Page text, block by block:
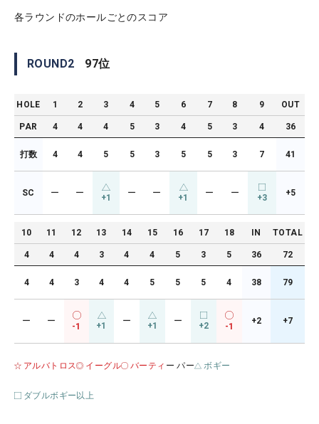
各ラウンドのホールごとのスコア
ROUND2 97位
HOLE 1 2 3 4 5 6 7 8 9 OUT
PAR 4 4 4 5 3 4 5 3 4 36
打数 4 4 5 5 3 5 5 3 7 41
SC ー ー +1 ー ー +1 ー ー +3 +5
10 11 12 13 14 15 16 17 18 IN TOTAL
4 4 4 3 4 4 5 3 5 36 72
4 4 3 4 4 5 5 5 4 38 79
ー ー
-1 +1 ー +1 ー +2 -1
+2 +7
アルバトロス イーグル バーティ ー パー ボギー
ダブルボギー以上